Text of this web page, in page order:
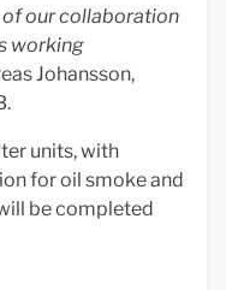
our collaboration
working
Johansson,
units, with
for oil smoke and
be completed